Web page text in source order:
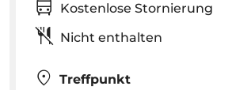
Kostenlose Stornierung
Nicht enthalten
Treffpunkt